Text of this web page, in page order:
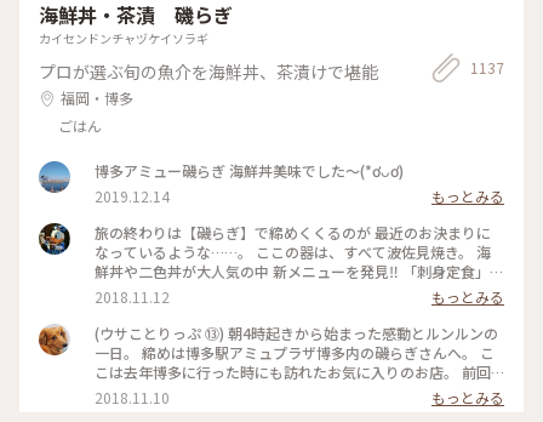
海鮮丼・茶漬 磯らぎ
カイセンドンチャヅケイソラギ
プロが選ぶ旬の魚介を海鮮丼、茶漬けで堪能
福岡・博多
ごはん
1137
博多アミュー磯らぎ 海鮮丼美味でした〜(*ơᴗơ)
2019.12.14
もっとみる
旅の終わりは【磯らぎ】で締めくくるのが 最近のお決まりに
なっているような……。 ここの器は、すべて波佐見焼き。 海
鮮丼や二色丼が大人気の中 新メニューを発見‼️ 「刺身定食」と
一般的に使われる名前ですが、運ばれてきたものを見ると
✨✨✨ お洒落な感じでテンションUP⤴️⤴️ 新鮮なお刺身を、特
製ゴマだれや、甘口九州醤油、辛口関東醤油で食べたり、ごは
んに乗っけてあご出汁をかけたり……。 大好きなユーザーさん
と…… 別れづらいせいか、おしゃべりしながら時間をかけて少
しずつ少しずついただきました。 定食で出されたお茶碗、湯
呑み、お箸、ゴマだれ、ゴボウ茶など購入することができま
2018.11.12
もっとみる
(ウサことりっぷ ⑬) 朝4時起きから始まった感動とルンルンの
一日。 締めは博多駅アミュプラザ博多内の磯らぎさんへ。 こ
こは去年博多に行った時にも訪れたお気に入りのお店。 前回
はユーザーさんの投稿を見て行ったのですが、今回はその投稿
者ご本人とご一緒させて頂きました☺️ 混んでいたので窓際で
2018.11.10 もっとみる